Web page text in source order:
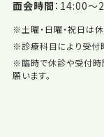
面会時間 14:00〜
※土曜・日曜・祝日は休
※診療科目により受付
※臨時で休診や受付時
願います。